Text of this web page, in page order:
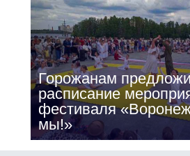
Горожанам
расписание
фестиваля
мы!»